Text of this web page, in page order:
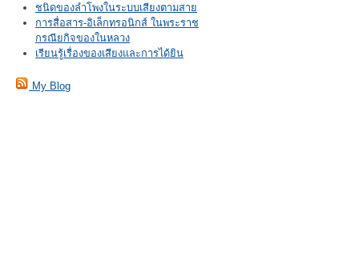
ชนิดของลำโพงในระบบเสียงตามสาย
การสื่อสาร-อิเล็กทรอนิกส์ ในพระราช
กรณียกิจของในหลวง
เรียนรู้เรื่องของเสียงและการได้ยิน
My Blog